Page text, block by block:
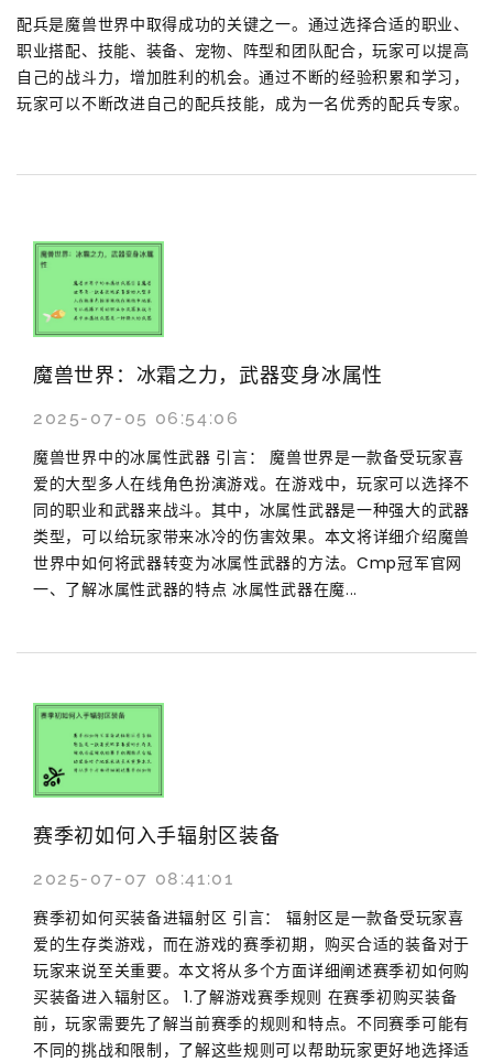
配兵是魔兽世界中取得成功的关键之一。通过选择合适的职业、
职业搭配、技能、装备、宠物、阵型和团队配合，玩家可以提高
自己的战斗力，增加胜利的机会。通过不断的经验积累和学习，
玩家可以不断改进自己的配兵技能，成为一名优秀的配兵专家。
魔兽世界：冰霜之力，武器变身冰属性
2025-07-05 06:54:06
魔兽世界中的冰属性武器 引言： 魔兽世界是一款备受玩家喜
爱的大型多人在线角色扮演游戏。在游戏中，玩家可以选择不
同的职业和武器来战斗。其中，冰属性武器是一种强大的武器
类型，可以给玩家带来冰冷的伤害效果。本文将详细介绍魔兽
世界中如何将武器转变为冰属性武器的方法。Cmp冠军官网
一、了解冰属性武器的特点 冰属性武器在魔...
赛季初如何入手辐射区装备
2025-07-07 08:41:01
赛季初如何买装备进辐射区 引言： 辐射区是一款备受玩家喜
爱的生存类游戏，而在游戏的赛季初期，购买合适的装备对于
玩家来说至关重要。本文将从多个方面详细阐述赛季初如何购
买装备进入辐射区。 1.了解游戏赛季规则 在赛季初购买装备
前，玩家需要先了解当前赛季的规则和特点。不同赛季可能有
不同的挑战和限制，了解这些规则可以帮助玩家更好地选择适